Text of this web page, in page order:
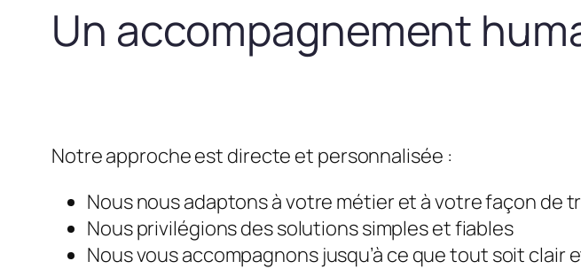
Un accompagnement
Notre approche est directe et personnalisée :
Nous nous adaptons à votre métier et à votre façon de
Nous privilégions des solutions simples et fiables
Nous vous accompagnons jusqu’à ce que tout soit clair